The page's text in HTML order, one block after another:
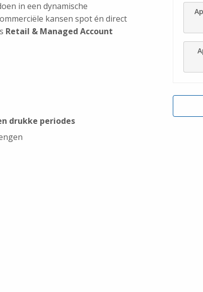
in een dynamische
kansen spot én direct
Retail & Managed Account
drukke periodes